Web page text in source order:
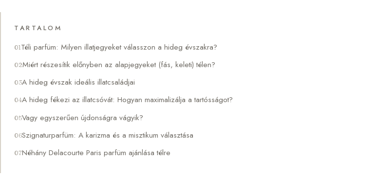
TARTALOM
Téli parfüm: Milyen illatjegyeket válasszon a hideg évszakra?
Miért részesítik előnyben az alapjegyeket (fás, keleti) télen?
A hideg évszak ideális illatcsaládjai
A hideg fékezi az illatcsóvát: Hogyan maximalizálja a tartósságot?
Vagy egyszerűen újdonságra vágyik?
Szignaturparfüm: A karizma és a misztikum választása
Néhány Delacourte Paris parfüm ajánlása télre